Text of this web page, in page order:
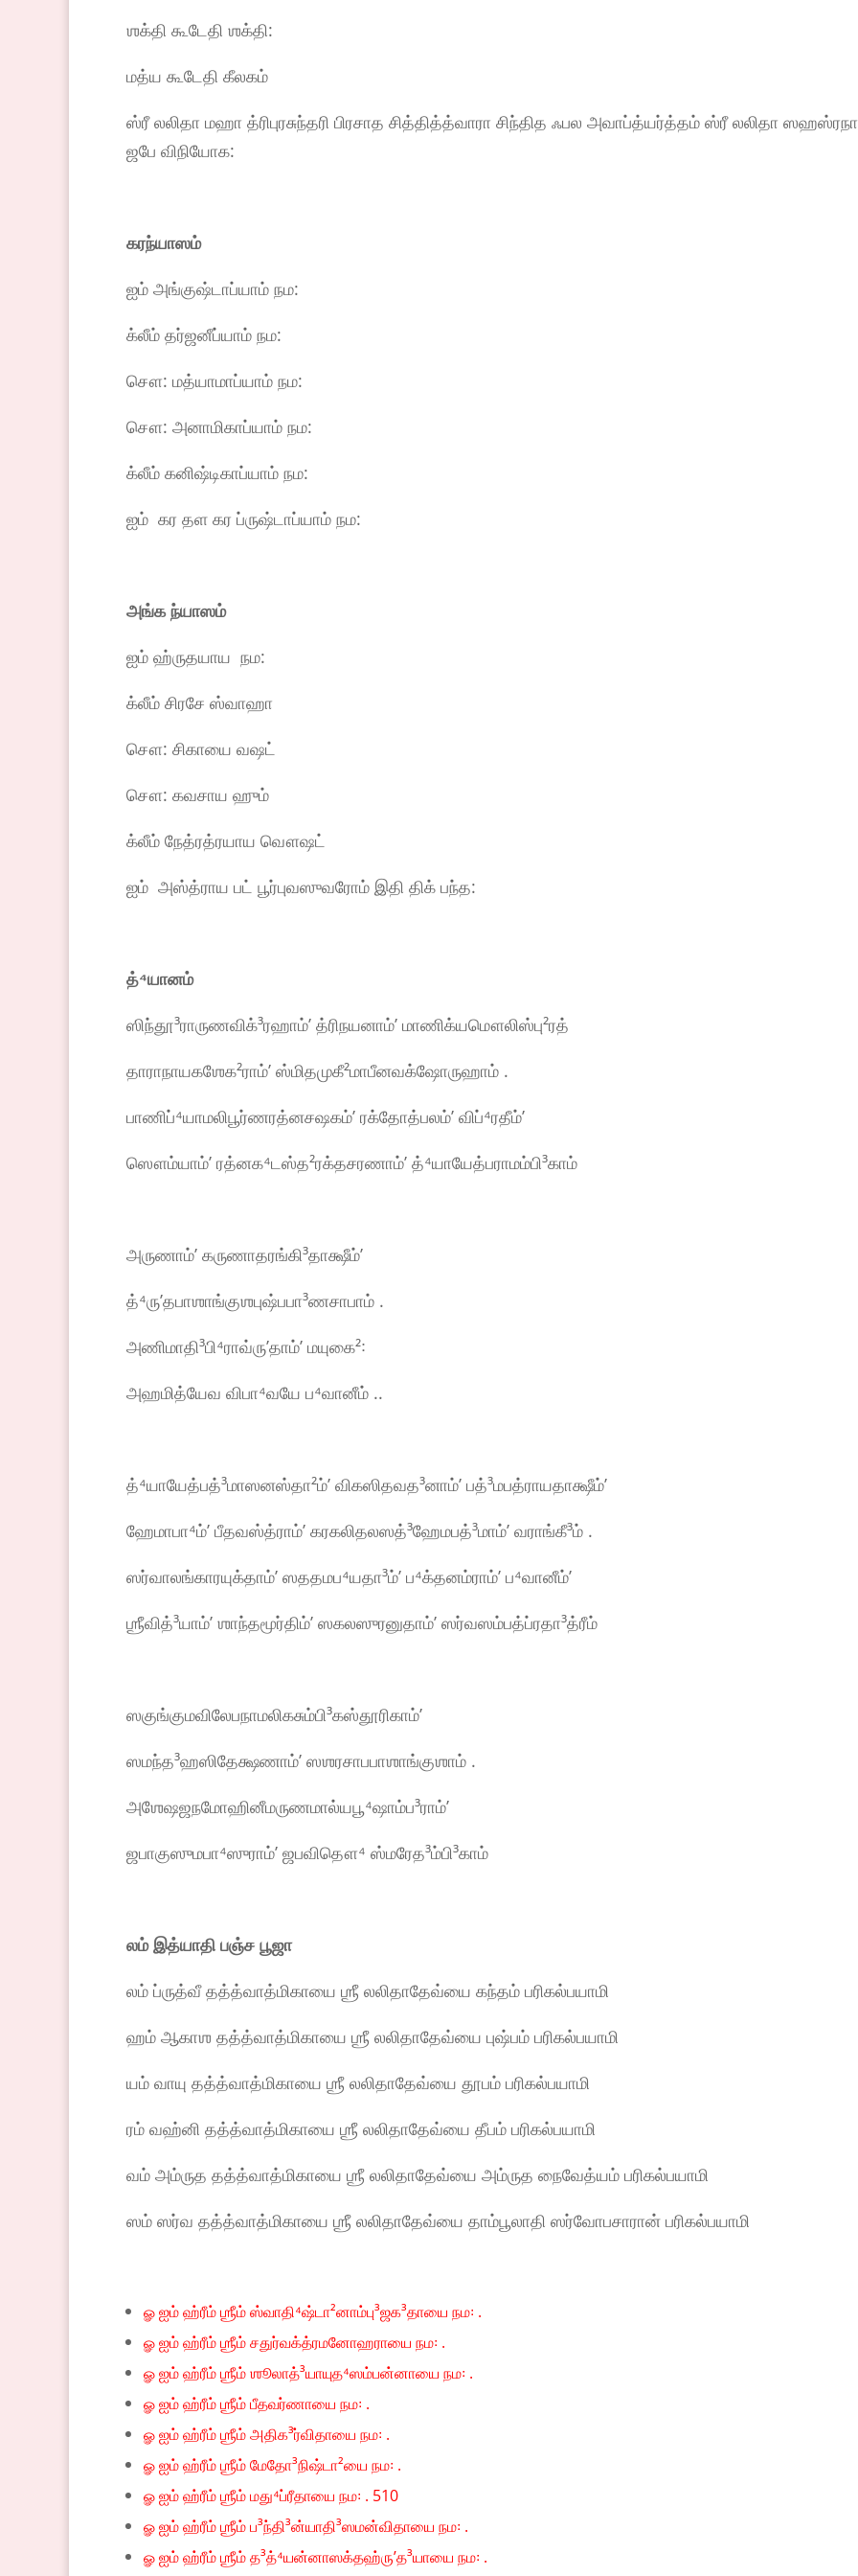
ஶக்தி கூடேதி ஶக்தி:
மத்ய கூடேதி கீலகம்
ஸ்ரீ லலிதா மஹா த்ரிபுரசுந்தரி பிரசாத சித்தித்த்வாரா சிந்தித ஃபல அவாப்த்யர்த்தம் ஸ்ரீ லலிதா
ஜபே விநியோக:
கரந்யாஸம்
ஐம் அங்குஷ்டாப்யாம் நம:
க்லீம் தர்ஜனீப்யாம் நம:
சௌ: மத்யாமாப்யாம் நம:
சௌ: அனாமிகாப்யாம் நம:
க்லீம் கனிஷ்டிகாப்யாம் நம:
ஐம் கர தள கர ப்ருஷ்டாப்யாம் நம:
அங்க ந்யாஸம்
ஐம் ஹ்ருதயாய நம:
க்லீம் சிரசே ஸ்வாஹா
சௌ: சிகாயை வஷட்
சௌ: கவசாய ஹும்
க்லீம் நேத்ரத்ரயாய வௌஷட்
ஐம் அஸ்த்ராய பட் பூர்புவஸுவரோம் இதி திக் பந்த:
த்⁴யானம்
ஸிந்தூ³ராருணவிக்³ரஹாம்ʼ த்ரிநயனாம்ʼ மாணிக்யமௌலிஸ்பு²ரத்
தாராநாயகஶேக²ராம்ʼ ஸ்மிதமுகீ²மாபீனவக்ஷோருஹாம் .
பாணிப்⁴யாமலிபூர்ணரத்னசஷகம்ʼ ரக்தோத்பலம்ʼ விப்⁴ரதீம்ʼ
ஸௌம்யாம்ʼ ரத்னக⁴டஸ்த²ரக்தசரணாம்ʼ த்⁴யாயேத்பராமம்பி³காம்
அருணாம்ʼ கருணாதரங்கி³தாக்ஷீம்ʼ
த்⁴ருʼதபாஶாங்குஶபுஷ்பபா³ணசாபாம் .
அணிமாதி³பி⁴ராவ்ருʼதாம்ʼ மயுகை²꞉
அஹமித்யேவ விபா⁴வயே ப⁴வானீம் ..
த்⁴யாயேத்பத்³மாஸனஸ்தா²ம்ʼ விகஸிதவத³னாம்ʼ பத்³மபத்ராயதாக்ஷீம்ʼ
ஹேமாபா⁴ம்ʼ பீதவஸ்த்ராம்ʼ கரகலிதலஸத்³ஹேமபத்³மாம்ʼ வராங்கீ³ம் .
ஸர்வாலங்காரயுக்தாம்ʼ ஸததமப⁴யதா³ம்ʼ ப⁴க்தனம்ராம்ʼ ப⁴வானீம்ʼ
ஶ்ரீவித்³யாம்ʼ ஶாந்தமூர்திம்ʼ ஸகலஸுரனுதாம்ʼ ஸர்வஸம்பத்ப்ரதா³த்ரீம்
ஸகுங்குமவிலேபநாமலிகசும்பி³கஸ்தூரிகாம்ʼ
ஸமந்த³ஹஸிதேக்ஷணாம்ʼ ஸஶரசாபபாஶாங்குஶாம் .
அஶேஷஜநமோஹினீமருணமால்யபூ⁴ஷாம்ப³ராம்ʼ
ஜபாகுஸுமபா⁴ஸுராம்ʼ ஜபவிதௌ⁴ ஸ்மரேத³ம்பி³காம்
லம் இத்யாதி பஞ்ச பூஜா
லம் ப்ருத்வீ தத்த்வாத்மிகாயை ஶ்ரீ லலிதாதேவ்யை கந்தம் பரிகல்பயாமி
ஹம் ஆகாஶ தத்த்வாத்மிகாயை ஶ்ரீ லலிதாதேவ்யை புஷ்பம் பரிகல்பயாமி
யம் வாயு தத்த்வாத்மிகாயை ஶ்ரீ லலிதாதேவ்யை தூபம் பரிகல்பயாமி
ரம் வஹ்னி தத்த்வாத்மிகாயை ஶ்ரீ லலிதாதேவ்யை தீபம் பரிகல்பயாமி
வம் அம்ருத தத்த்வாத்மிகாயை ஶ்ரீ லலிதாதேவ்யை அம்ருத நைவேத்யம் பரிகல்பயாமி
ஸம் ஸர்வ தத்த்வாத்மிகாயை ஶ்ரீ லலிதாதேவ்யை தாம்பூலாதி ஸர்வோபசாரான் பரிகல்பயாமி
ௐ ஐம் ஹ்ரீம் ஶ்ரீம் ஸ்வாதி⁴ஷ்டா²னாம்பு³ஜக³தாயை நம꞉ .
ௐ ஐம் ஹ்ரீம் ஶ்ரீம் சதுர்வக்த்ரமனோஹராயை நம꞉ .
ௐ ஐம் ஹ்ரீம் ஶ்ரீம் ஶூலாத்³யாயுத⁴ஸம்பன்னாயை நம꞉ .
ௐ ஐம் ஹ்ரீம் ஶ்ரீம் பீதவர்ணாயை நம꞉ .
ௐ ஐம் ஹ்ரீம் ஶ்ரீம் அதிக³ர்விதாயை நம꞉ .
ௐ ஐம் ஹ்ரீம் ஶ்ரீம் மேதோ³நிஷ்டா²யை நம꞉ .
ௐ ஐம் ஹ்ரீம் ஶ்ரீம் மது⁴ப்ரீதாயை நம꞉ . 510
ௐ ஐம் ஹ்ரீம் ஶ்ரீம் ப³ந்தி³ன்யாதி³ஸமன்விதாயை நம꞉ .
ௐ ஐம் ஹ்ரீம் ஶ்ரீம் த³த்⁴யன்னாஸக்தஹ்ருʼத³யாயை நம꞉ .